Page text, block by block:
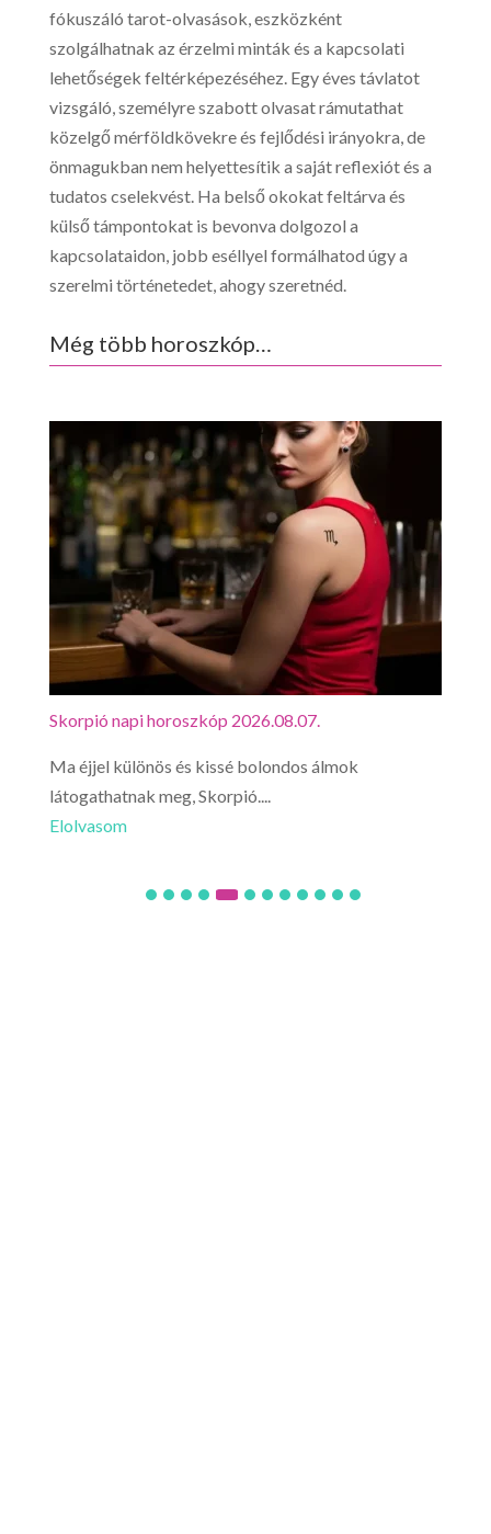
fókuszáló tarot-olvasások, eszközként
szolgálhatnak az érzelmi minták és a kapcsolati
lehetőségek feltérképezéséhez. Egy éves távlatot
vizsgáló, személyre szabott olvasat rámutathat
közelgő mérföldkövekre és fejlődési irányokra, de
önmagukban nem helyettesítik a saját reflexiót és a
tudatos cselekvést. Ha belső okokat feltárva és
külső támpontokat is bevonva dolgozol a
kapcsolataidon, jobb eséllyel formálhatod úgy a
szerelmi történetedet, ahogy szeretnéd.
Még több horoszkóp…
Mérleg napi horoszkóp 2026.08.07.
Mérlegként ma hirtelen lehetőség nyílhat távoli
utazásra, akár más költségére...
Elolvasom